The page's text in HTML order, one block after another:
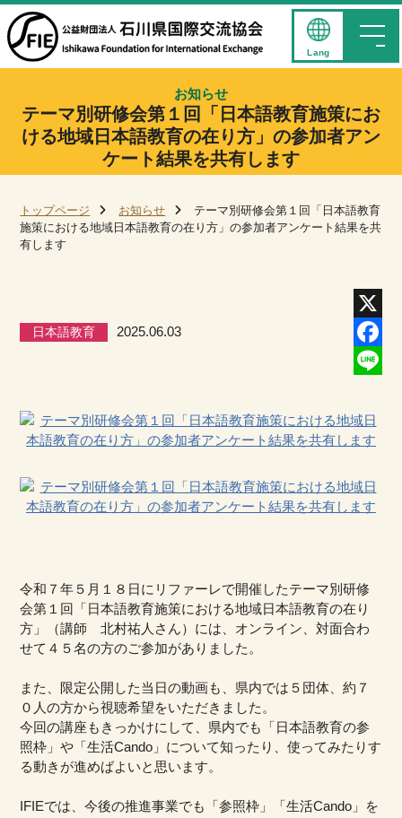
Lang
お知らせ
テーマ別研修会第１回「日本語教育施策にお
ける地域日本語教育の在り方」の参加者アン
ケート結果を共有します
トップページ お知らせ
テーマ別研修会第１回「日本語教育
施策における地域日本語教育の在り方」の参加者アンケート結果を共
有します
日本語教育 2025.06.03
X
令和７年５月１８日にリファーレで開催したテーマ別研修
会第１回「日本語教育施策における地域日本語教育の在り
方」（講師 北村祐人さん）には、オンライン、対面合わ
せて４５名の方のご参加がありました。
また、限定公開した当日の動画も、県内では５団体、約７
０人の方から視聴希望をいただきました。
今回の講座もきっかけにして、県内でも「日本語教育の参
照枠」や「生活Cando」について知ったり、使ってみたりす
る動きが進めばよいと思います。
IFIEでは、今後の推進事業でも「参照枠」「生活Cando」を